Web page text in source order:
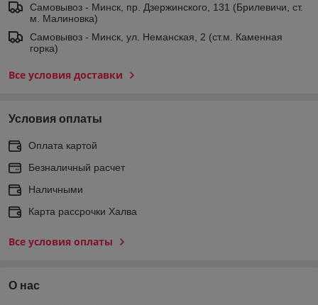
Самовывоз - Минск, пр. Дзержинского, 131 (Брилевичи, ст.
м. Малиновка)
Самовывоз - Минск, ул. Неманская, 2 (ст.м. Каменная
горка)
Все условия доставки
Условия оплаты
Оплата картой
Безналичный расчет
Наличными
Карта рассрочки Халва
Все условия оплаты
О нас